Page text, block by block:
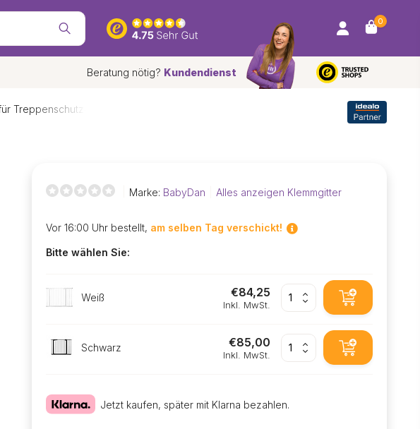
0
Beratung nötig? Kundendienst
und Rückversand*
Marke: BabyDan Alles anzeigen Klemmgitter
Vor 16:00 Uhr bestellt, am selben Tag verschickt!
Bitte wählen Sie:
Weiß €84,25
Inkl. MwSt.
Schwarz €85,00
Inkl. MwSt.
Jetzt kaufen, später mit Klarna bezahlen.